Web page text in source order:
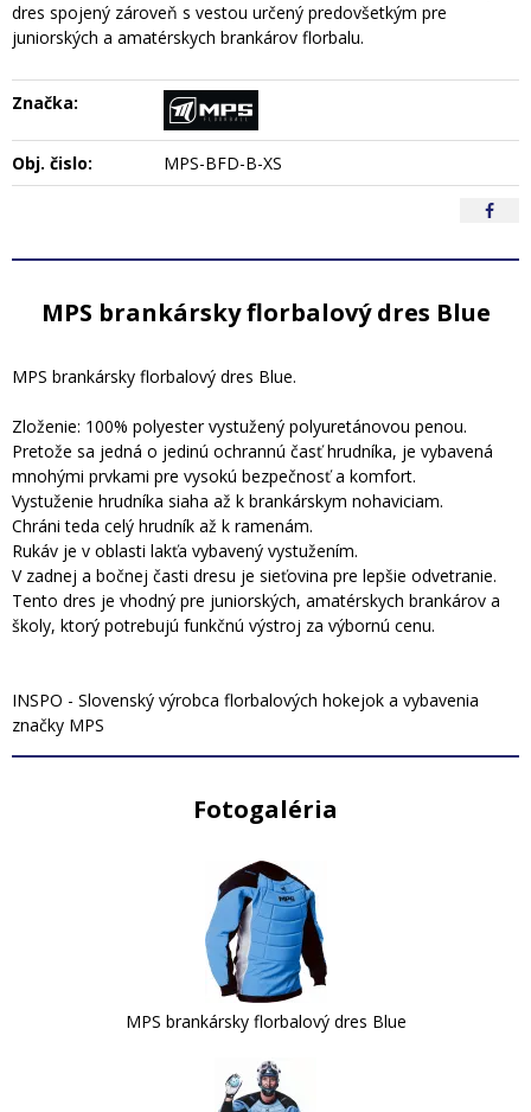
dres spojený zároveň s vestou určený predovšetkým pre
juniorských a amatérskych brankárov florbalu.
Značka:
Obj. čislo: MPS-BFD-B-XS
MPS brankársky florbalový dres Blue
MPS brankársky florbalový dres Blue.
Zloženie: 100% polyester vystužený polyuretánovou penou.
Pretože sa jedná o jedinú ochrannú časť hrudníka, je vybavená
mnohými prvkami pre vysokú bezpečnosť a komfort.
Vystuženie hrudníka siaha až k brankárskym nohaviciam.
Chráni teda celý hrudník až k ramenám.
Rukáv je v oblasti lakťa vybavený vystužením.
V zadnej a bočnej časti dresu je sieťovina pre lepšie odvetranie.
Tento dres je vhodný pre juniorských, amatérskych brankárov a
školy, ktorý potrebujú funkčnú výstroj za výbornú cenu.
INSPO - Slovenský výrobca florbalových hokejok a vybavenia
značky MPS
Fotogaléria
MPS brankársky florbalový dres Blue